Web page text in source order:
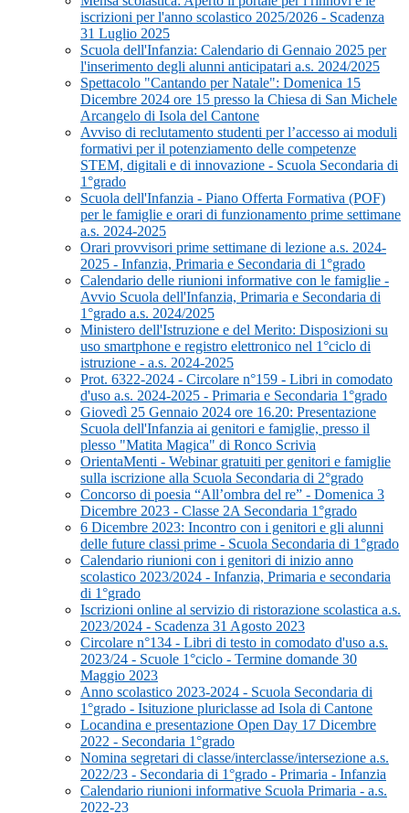
iscrizioni per l'anno scolastico 2025/2026 - Scadenza
31 Luglio 2025
Scuola dell'Infanzia: Calendario di Gennaio 2025 per
l'inserimento degli alunni anticipatari a.s. 2024/2025
Spettacolo "Cantando per Natale": Domenica 15
Dicembre 2024 ore 15 presso la Chiesa di San Michele
Arcangelo di Isola del Cantone
Avviso di reclutamento studenti per l’accesso ai moduli
formativi per il potenziamento delle competenze
STEM, digitali e di innovazione - Scuola Secondaria di
1°grado
Scuola dell'Infanzia - Piano Offerta Formativa (POF)
per le famiglie e orari di funzionamento prime settimane
a.s. 2024-2025
Orari provvisori prime settimane di lezione a.s. 2024-
2025 - Infanzia, Primaria e Secondaria di 1°grado
Calendario delle riunioni informative con le famiglie -
Avvio Scuola dell'Infanzia, Primaria e Secondaria di
1°grado a.s. 2024/2025
Ministero dell'Istruzione e del Merito: Disposizioni su
uso smartphone e registro elettronico nel 1°ciclo di
istruzione - a.s. 2024-2025
Prot. 6322-2024 - Circolare n°159 - Libri in comodato
d'uso a.s. 2024-2025 - Primaria e Secondaria 1°grado
Giovedì 25 Gennaio 2024 ore 16.20: Presentazione
Scuola dell'Infanzia ai genitori e famiglie, presso il
plesso "Matita Magica" di Ronco Scrivia
OrientaMenti - Webinar gratuiti per genitori e famiglie
sulla iscrizione alla Scuola Secondaria di 2°grado
Concorso di poesia “All’ombra del re” - Domenica 3
Dicembre 2023 - Classe 2A Secondaria 1°grado
6 Dicembre 2023: Incontro con i genitori e gli alunni
delle future classi prime - Scuola Secondaria di 1°grado
Calendario riunioni con i genitori di inizio anno
scolastico 2023/2024 - Infanzia, Primaria e secondaria
di 1°grado
Iscrizioni online al servizio di ristorazione scolastica a.s.
2023/2024 - Scadenza 31 Agosto 2023
Circolare n°134 - Libri di testo in comodato d'uso a.s.
2023/24 - Scuole 1°ciclo - Termine domande 30
Maggio 2023
Anno scolastico 2023-2024 - Scuola Secondaria di
1°grado - Isituzione pluriclasse ad Isola di Cantone
Locandina e presentazione Open Day 17 Dicembre
2022 - Secondaria 1°grado
Nomina segretari di classe/interclasse/intersezione a.s.
2022/23 - Secondaria di 1°grado - Primaria - Infanzia
Calendario riunioni informative Scuola Primaria - a.s.
2022-23